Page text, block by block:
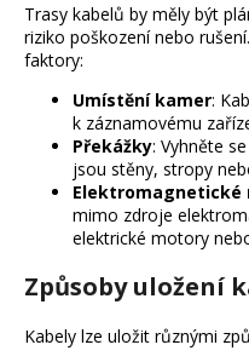
Trasy kabelů by měly být
riziko poškození nebo
faktory:
Umístění kamer:
k záznamovému
Překážky: Vyhněte
jsou stěny, stropy
Elektromagnetické
mimo zdroje
elektrické motory
Způsoby uložení
Kabely lze uložit různými